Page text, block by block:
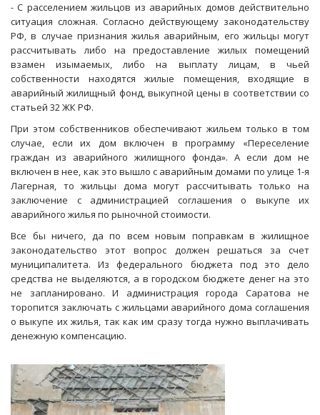
- С расселением жильцов из аварийных домов действительно
ситуация сложная. Согласно действующему законодательству
РФ, в случае признания жилья аварийным, его жильцы могут
рассчитывать либо на предоставление жилых помещений
взамен изымаемых, либо на выплату лицам, в чьей
собственности находятся жилые помещения, входящие в
аварийный жилищный фонд, выкупной цены в соответствии со
статьей 32 ЖК РФ.
При этом собственников обеспечивают жильем только в том
случае, если их дом включен в программу «Переселение
граждан из аварийного жилищного фонда». А если дом не
включен в нее, как это вышло с аварийным домами по улице 1-я
Лагерная, то жильцы дома могут рассчитывать только на
заключение с администрацией соглашения о выкупе их
аварийного жилья по рыночной стоимости.
Все бы ничего, да по всем новым поправкам в жилищное
законодательство этот вопрос должен решаться за счет
муниципалитета. Из федерального бюджета под это дело
средства не выделяются, а в городском бюджете денег на это
не запланировано. И администрация города Саратова не
торопится заключать с жильцами аварийного дома соглашения
о выкупе их жилья, так как им сразу тогда нужно выплачивать
денежную компенсацию.